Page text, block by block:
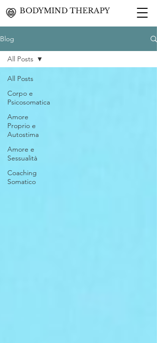
BODYMIND THERAPY
Blog
All Posts
Corpo e
Psicosomatica
Amore
Proprio e
Autostima
Amore e
Sessualità
Coaching
Somatico
All Posts